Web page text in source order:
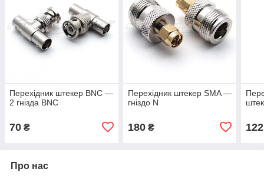
Перехідник штекер BNC —
2 гнізда BNC
70 ₴
Перехідник штекер SMA —
гніздо N
180₴ 122
Про нас